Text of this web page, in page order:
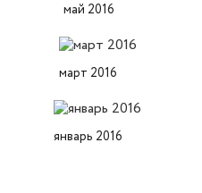
май 2016
март 2016
январь 2016